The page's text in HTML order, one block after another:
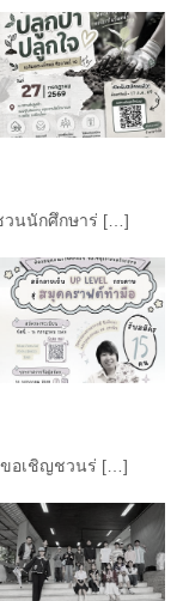
วนนักศึกษาร่ […]
ขอเชิญชวนร่ […]